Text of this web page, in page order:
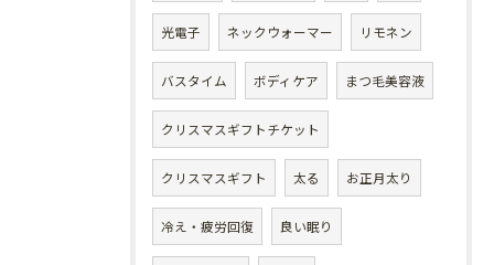
光電子 ネックウォーマー リモネン
バスタイム ボディケア まつ毛美容液
クリスマスギフトチケット
クリスマスギフト 太る お正月太り
冷え・疲労回復 良い眠り